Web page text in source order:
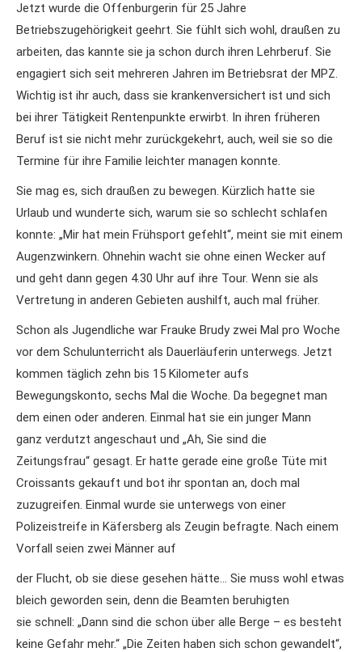
Jetzt wurde die Offenburgerin für 25 Jahre
Betriebszugehörigkeit geehrt. Sie fühlt sich wohl, draußen zu
arbeiten, das kannte sie ja schon durch ihren Lehrberuf. Sie
engagiert sich seit mehreren Jahren im Betriebsrat der MPZ.
Wichtig ist ihr auch, dass sie krankenversichert ist und sich
bei ihrer Tätigkeit Rentenpunkte erwirbt. In ihren früheren
Beruf ist sie nicht mehr zurückgekehrt, auch, weil sie so die
Termine für ihre Familie leichter managen konnte.
Sie mag es, sich draußen zu bewegen. Kürzlich hatte sie
Urlaub und wunderte sich, warum sie so schlecht schlafen
konnte: „Mir hat mein Frühsport gefehlt“, meint sie mit einem
Augenzwinkern. Ohnehin wacht sie ohne einen Wecker auf
und geht dann gegen 4.30 Uhr auf ihre Tour. Wenn sie als
Vertretung in anderen Gebieten aushilft, auch mal früher.
Schon als Jugendliche war Frauke Brudy zwei Mal pro Woche
vor dem Schulunterricht als Dauerläuferin unterwegs. Jetzt
kommen täglich zehn bis 15 Kilometer aufs
Bewegungskonto, sechs Mal die Woche. Da begegnet man
dem einen oder anderen. Einmal hat sie ein junger Mann
ganz verdutzt angeschaut und „Ah, Sie sind die
Zeitungsfrau“ gesagt. Er hatte gerade eine große Tüte mit
Croissants gekauft und bot ihr spontan an, doch mal
zuzugreifen. Einmal wurde sie unterwegs von einer
Polizeistreife in Käfersberg als Zeugin befragte. Nach einem
Vorfall seien zwei Männer auf
der Flucht, ob sie diese gesehen hätte… Sie muss wohl etwas
bleich geworden sein, denn die Beamten beruhigten
sie schnell: „Dann sind die schon über alle Berge – es besteht
keine Gefahr mehr.“ „Die Zeiten haben sich schon gewandelt“,